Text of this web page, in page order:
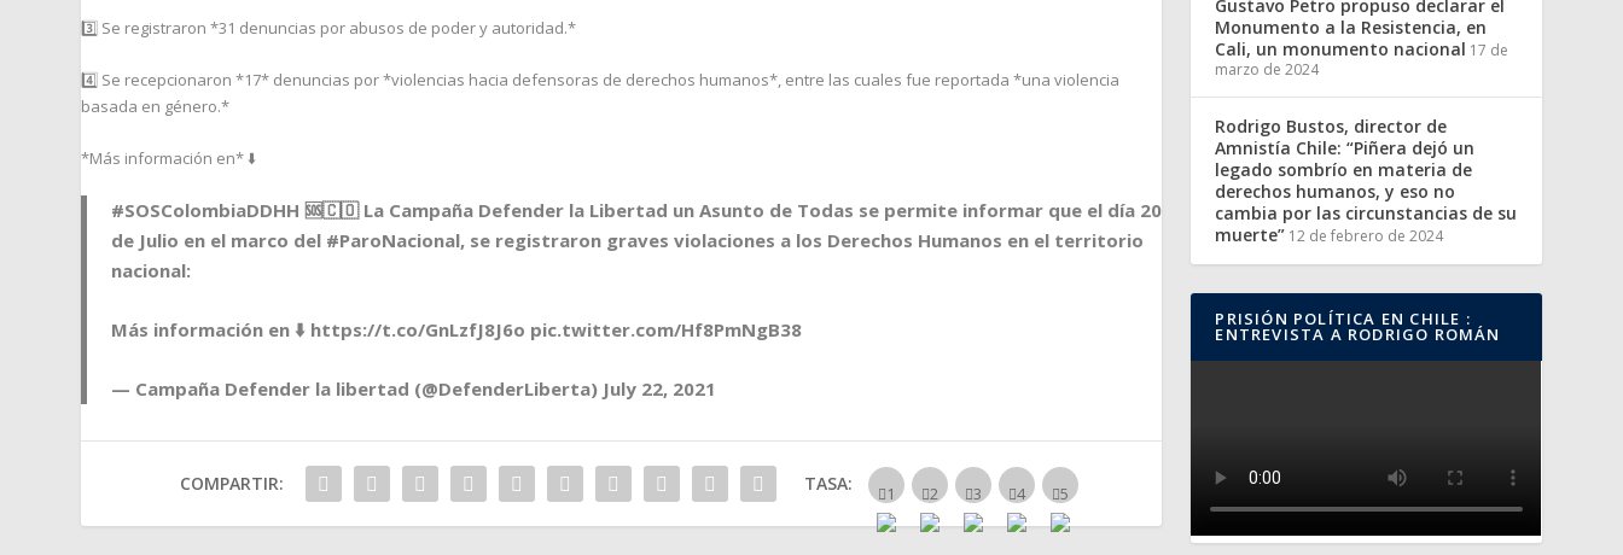
3️⃣ Se registraron *31 denuncias por abusos de poder y autoridad.*
4️⃣ Se recepcionaron *17* denuncias por *violencias hacia defensoras de derechos humanos*, entre las cuales fue reportada *una violencia
basada en género.*
*Más información en* ⬇️
#SOSColombiaDDHH 🆘🇨🇴 La Campaña Defender la Libertad un Asunto de Todas se permite informar que el día 20
de Julio en el marco del #ParoNacional, se registraron graves violaciones a los Derechos Humanos en el territorio
nacional:
Más información en ⬇️ https://t.co/GnLzfJ8J6o pic.twitter.com/Hf8PmNgB38
— Campaña Defender la libertad (@DefenderLiberta) July 22, 2021
COMPARTIR: TASA:
Gustavo Petro propuso declarar el
Monumento a la Resistencia, en
Cali, un monumento nacional 17 de
marzo de 2024
Rodrigo Bustos, director de
Amnistía Chile: “Piñera dejó un
legado sombrío en materia de
derechos humanos, y eso no
cambia por las circunstancias de su
muerte” 12 de febrero de 2024
PRISIÓN POLÍTICA EN CHILE :
ENTREVISTA A RODRIGO ROMÁN